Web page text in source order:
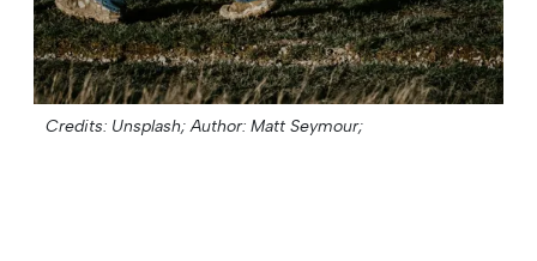
Credits: Unsplash; Author: Matt Seymour;